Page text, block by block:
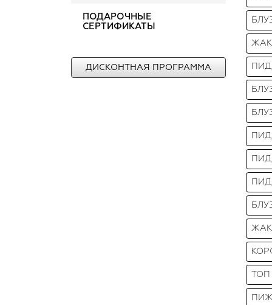
ПОДАРОЧНЫЕ
СЕРТИФИКАТЫ
ДИСКОНТНАЯ ПРОГРАММА